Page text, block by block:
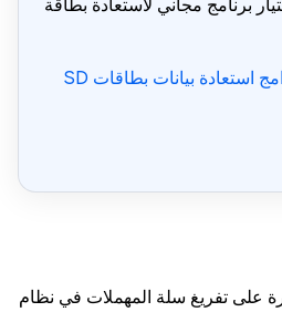
برنامج مجاني لاستعادة بطاقة
الجزء الثاني: أفضل برامج استعادة بيانات بطاقات SD
على تفريغ سلة المهملات في نظام